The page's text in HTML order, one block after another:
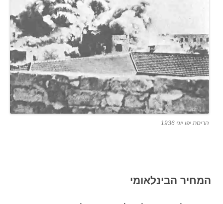
הריסת יפו יוני 1936
המחיר הבינלאומי